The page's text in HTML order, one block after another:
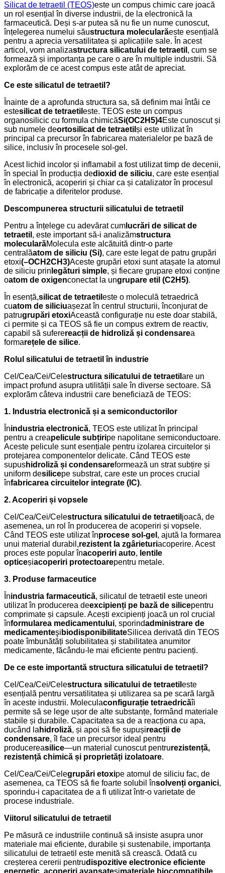
Silicat de tetraetil (TEOS)este un compus chimic care joacă
un rol esențial în diverse industrii, de la electronică la
farmaceutică. Deși s-ar putea să nu fie un nume cunoscut,
înțelegerea numelui săustructura molecularăeste esențială
pentru a aprecia versatilitatea și aplicațiile sale. În acest
articol, vom analizastructura silicatului de tetraetil , cum se
formează și importanța pe care o are în multiple industrii. Să
explorăm de ce acest compus este atât de apreciat.
Ce este silicatul de tetraetil?
Înainte de a aprofunda structura sa, să definim mai întâi ce
estesilicat de tetraetil este. TEOS este un compus
organosilicic cu formula chimicăSi(OC2H5)4Este cunoscut și
sub numele deortosilicat de tetraetil și este utilizat în
principal ca precursor în fabricarea materialelor pe bază de
silice, inclusiv în procesele sol-gel.
Acest lichid incolor și inflamabil a fost utilizat timp de decenii,
în special în producția dedioxid de siliciu, care este esențial
în electronică, acoperiri și chiar ca și catalizator în procesul
de fabricație a diferitelor produse.
Descompunerea structurii silicatului de tetraetil
Pentru a înțelege cu adevărat cum lucrări de silicat de
tetraetil , este important să-i analizămstructura
molecularăMolecula este alcătuită dintr-o parte
centralăatom de siliciu (Si), care este legat de patru grupări
etoxi(–OCH2CH3)Aceste grupări etoxi sunt atașate la atomul
de siliciu prin legături simple, și fiecare grupare etoxi conține
oatom de oxigenconectat la ungrupare etil (C2H5).
În esență,silicat de tetraetil este o moleculă tetraedrică
cuatom de siliciuașezat în centrul structurii, înconjurat de
patrugrupări etoxiAceastă configurație nu este doar stabilă,
ci permite și ca TEOS să fie un compus extrem de reactiv,
capabil să suferereacții de hidroliză și condensarea
formarețele de silice.
Rolul silicatului de tetraetil în industrie
Cel/Cea/Cei/Celestructura silicatului de tetraetil are un
impact profund asupra utilității sale în diverse sectoare. Să
explorăm câteva industrii care beneficiază de TEOS:
1. Industria electronică și a semiconductorilor
Înindustria electronică, TEOS este utilizat în principal
pentru a creapelicule subțiripe napolitane semiconductoare.
Aceste pelicule sunt esențiale pentru izolarea circuitelor și
protejarea componentelor delicate. Când TEOS este
supushidroliză și condensareformează un strat subțire și
uniform desilicepe substrat, care este un proces crucial
înfabricarea circuitelor integrate (IC).
2. Acoperiri și vopsele
Cel/Cea/Cei/Celestructura silicatului de tetraetil joacă, de
asemenea, un rol în producerea de acoperiri și vopsele.
Când TEOS este utilizat înprocese sol-gel , ajută la formarea
unui material durabil,rezistent la zgârieturiacoperire. Acest
proces este popular înacoperiri auto, lentile
opticeșiacoperiri protectoarepentru metale.
3. Produse farmaceutice
Înindustria farmaceutică, silicatul de tetraetil este uneori
utilizat în producerea deexcipienți pe bază de silicepentru
comprimate și capsule. Acești excipienți joacă un rol crucial
înformularea medicamentului, sporindadministrare de
medicamenteşi biodisponibilitateSilicea derivată din TEOS
poate îmbunătăți solubilitatea și stabilitatea anumitor
medicamente, făcându-le mai eficiente pentru pacienți.
De ce este importantă structura silicatului de tetraetil?
Cel/Cea/Cei/Celestructura silicatului de tetraetil este
esențială pentru versatilitatea și utilizarea sa pe scară largă
în aceste industrii. Moleculaconfigurație tetraedricăîi
permite să se lege ușor de alte substanțe, formând materiale
stabile și durabile. Capacitatea sa de a reacționa cu apa,
ducând la hidroliză, și apoi să fie supușireacții de
condensare, îl face un precursor ideal pentru
producereasilice—un material cunoscut pentrurezistență,
rezistență chimică și proprietăți izolatoare.
Cel/Cea/Cei/Celegrupări etoxipe atomul de siliciu fac, de
asemenea, ca TEOS să fie foarte solubil însolvenți organici,
sporindu-i capacitatea de a fi utilizat într-o varietate de
procese industriale.
Viitorul silicatului de tetraetil
Pe măsură ce industriile continuă să insiste asupra unor
materiale mai eficiente, durabile și sustenabile, importanța
silicatului de tetraetil este menită să crească. Odată cu
creșterea cererii pentrudispozitive electronice eficiente